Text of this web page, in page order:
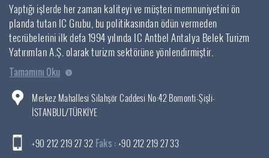
Yaptığı işlerde her zaman kaliteyi ve müşteri memnuniyetini ön
planda tutan IC Grubu, bu politikasından ödün vermeden
tecrübelerini ilk defa 1994 yılında IC Antbel Antalya Belek Turizm
Yatırımları A.Ş. olarak turizm sektörüne yönlendirmiştir.
Tamamını Oku
Merkez Mahallesi Silahşör Caddesi No:42 Bomonti-Şişli-
İSTANBUL/TÜRKİYE
+90 212 219 27 32 Faks :+90 212 219 27 33